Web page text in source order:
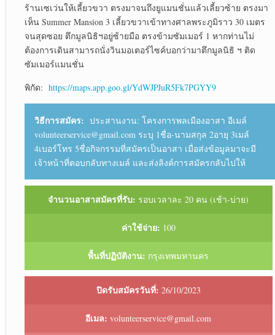
ร้านเซเว่นให้เลี้ยวขวา ตรงมาจนถึงยูแมนชั่นแล้วเลี้ยวซ้าย ตรงมา
เห็น Summer Mansion 3 เลี้ยวขวาเข้าทางศาลพระภูมิราว 30 เมตร
จนสุดซอย ตึกมูลนิธิฯอยู่ซ้ายมือ ตรงข้ามซัมเมอร์ 1 หากท่านไม่
ต้องการเดินสามารถนั่งวินมอเตอร์ไซค์บอกว่ามาตึกมูลนิธิ ฯ ติด
ซัมเมอร์แมนชั่น
พิกัด: https://maps.app.goo.gl/YdWJPJuR5Fk7PGYY9
วิธีการสมัคร: ประสานงาน: โครงการพลเมืองอาสา อีเมล์
volunteerservice@gmail.com ระบุ 1ชื่อ-นามสกุล 2อายุ 3เมล์
4เบอร์โทร 5ชื่อกิจกรรมที่สมัครเป็นอาสา เมื่อส่งข้อมูลมาจะมี
เจ้าหน้าที่ตอบกลับทางเมล์ และส่งลิงค์การสมัครกลับไปให้
จำนวนอาสาสมัครที่รับ: รอบเวลาละ 20 คน (เช้า-บ่าย)
ค่าใช้จ่าย: 100
พื้นที่ปฏิบัติงาน: กรุงเทพมหานคร
ปิดรับสมัครวันที่: 26/10/2023
อีเมล: volunteerservice@gmail.com